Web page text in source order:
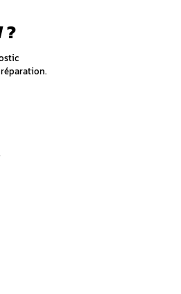
spécifiques :
de bord endommagent
provoque des courts-circuits
les condensateurs et circuits
les soudures et créent des
de
de calculateur :
impossibilité de démarrer
restant allumés
régime instable, coupures moteur